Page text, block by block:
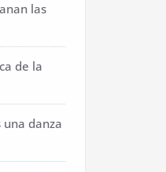
las
de la
una danza